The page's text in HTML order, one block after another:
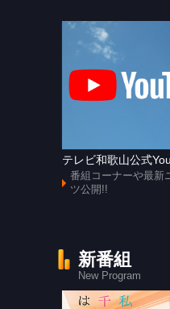
テレビ和歌山公式
番組コーナーや最新
ツ公開!!
新番組
New Program